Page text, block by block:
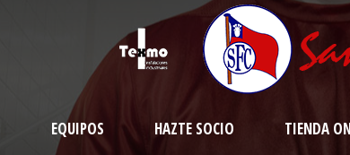
EQUIPOS HAZTE SOCIO TIENDA